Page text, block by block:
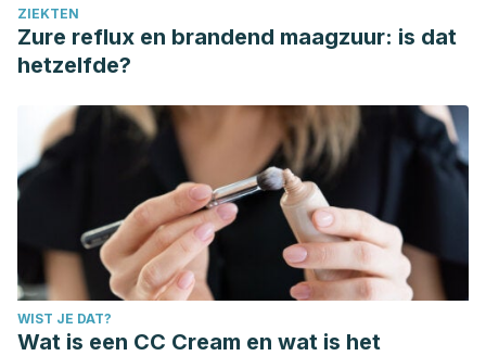
ZIEKTEN
Zure reflux en brandend maagzuur: is dat
hetzelfde?
WIST JE DAT?
Wat is een CC Cream en wat is het